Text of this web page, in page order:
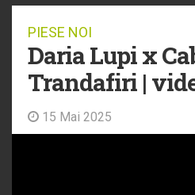
PIESE NOI
Daria Lupi x
Trandafiri |
15 Mai 2025